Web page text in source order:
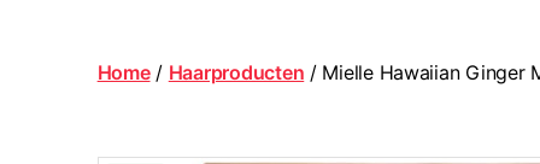
CentreHome/ Haarproducten / Mielle Hawaiian Ginger